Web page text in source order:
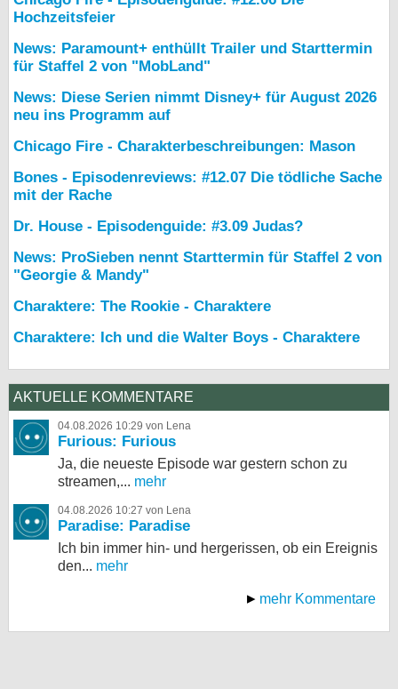
Hochzeitsfeier
News: Paramount+ enthüllt Trailer und Starttermin
für Staffel 2 von "MobLand"
News: Diese Serien nimmt Disney+ für August 2026
neu ins Programm auf
Chicago Fire - Charakterbeschreibungen: Mason
Bones - Episodenreviews: #12.07 Die tödliche Sache
mit der Rache
Dr. House - Episodenguide: #3.09 Judas?
News: ProSieben nennt Starttermin für Staffel 2 von
"Georgie & Mandy"
Charaktere: The Rookie - Charaktere
Charaktere: Ich und die Walter Boys - Charaktere
AKTUELLE KOMMENTARE
04.08.2026 10:29 von Lena
Furious: Furious
Ja, die neueste Episode war gestern schon zu
streamen,... mehr
04.08.2026 10:27 von Lena
Paradise: Paradise
Ich bin immer hin- und hergerissen, ob ein Ereignis
den... mehr
mehr Kommentare